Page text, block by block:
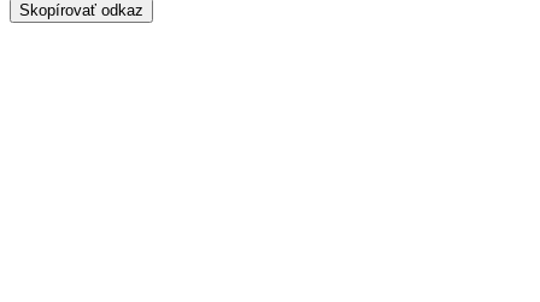
Skopírovať odkaz